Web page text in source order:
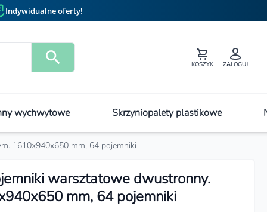
Indywidualne oferty!
KOSZYK ZALOGUJ
wychwytowe Skrzyniopalety plastikowe
1610x940x650 mm, 64 pojemniki
warsztatowe dwustronny.
mm, 64 pojemniki